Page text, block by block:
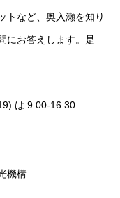
トなど、奥入瀬を知り
にお答えします。是
は 9:00-16:30
機構